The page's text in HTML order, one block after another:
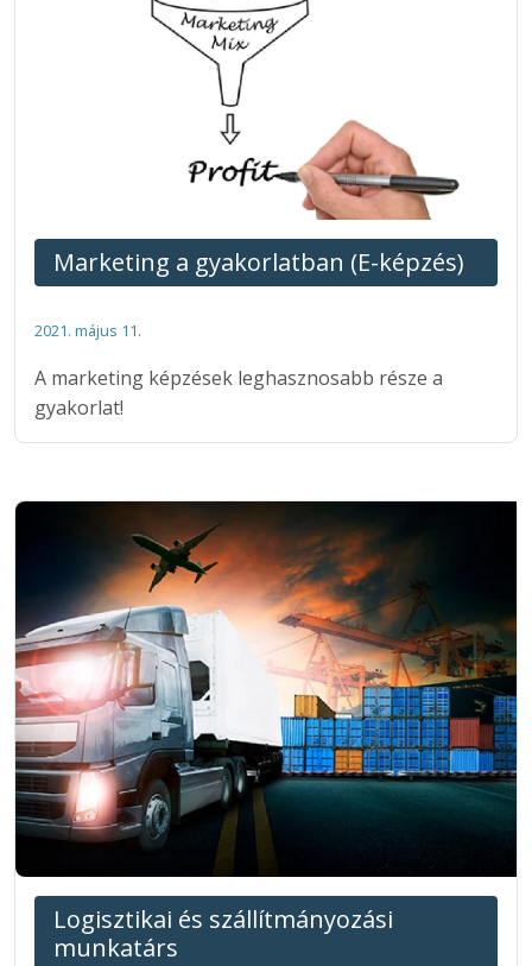
Marketing a gyakorlatban (E-képzés)
2021. május 11.
A marketing képzések leghasznosabb része a
gyakorlat!
Logisztikai és szállítmányozási
munkatárs